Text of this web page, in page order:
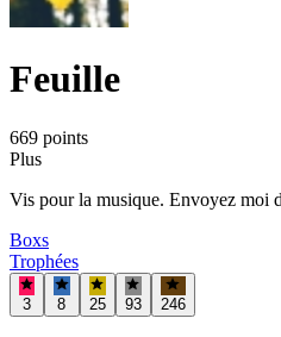
Feuille
669 points
Plus
Vis pour la musique. Envoyez moi
Boxs
Trophées
3 8 25 93 246